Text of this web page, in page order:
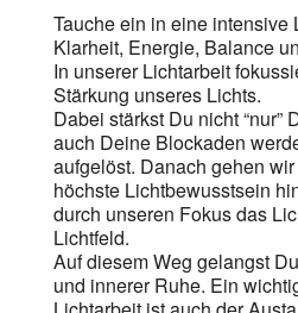
Tauche ein in eine intensive
Klarheit, Energie, Balance
In unserer Lichtarbeit
Stärkung unseres Lichts.
Dabei stärkst Du nicht “nur”
auch Deine Blockaden
aufgelöst. Danach gehen
höchste Lichtbewusstsein
durch unseren Fokus das
Lichtfeld.
Auf diesem Weg gelangst
und innerer Ruhe. Ein